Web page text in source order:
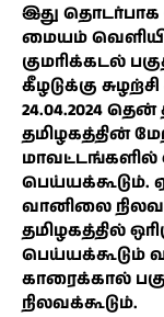
இது
மையம்
குமரிக்கடல்
கீழடுக்கு
24.04.2024
தமிழகத்தின்
மாவட்டங்களில்
வானிலை
தமிழகத்தில்
பெய்யக்கூடும்
காரைக்கால்
நிலவக்கூடும்.